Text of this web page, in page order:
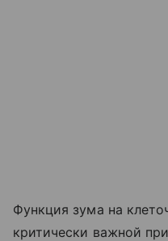
Функция зума на
критически важной